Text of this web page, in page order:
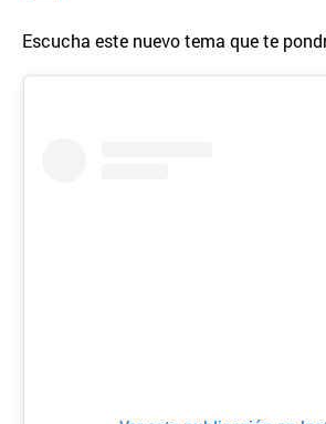
Escucha este nuevo tema que te